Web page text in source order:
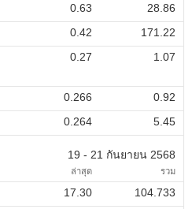
0.63
28.86
0.42
171.22
0.27 1.07
0.266
0.92
0.264 5.45
19 - 21 กันยายน 2568
ล่าสุด รวม
17.30
104.733